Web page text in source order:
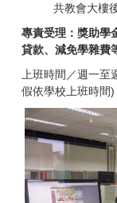
共教會大樓
專責受理：獎助學
貸款、減免學雜費
上班時間／週一
假依學校上班時間)